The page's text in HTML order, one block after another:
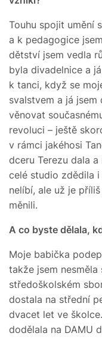
Touhu spojit umění
a k pedagogice
dětství jsem vedla
byla divadelnice a
k tanci, když se
svalstvem a já
věnovat
revoluci – ještě
v rámci jakéhosi
dceru Terezu dala
celé studio zdědila
nelíbí, ale už je
měnili.
A co byste dělala,
Moje babička
takže jsem
středoškolském
dostala na střední
dvacet let ve
dodělala na DAMU